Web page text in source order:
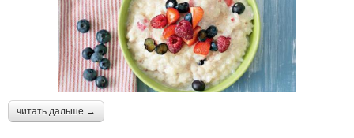
читать дальше →